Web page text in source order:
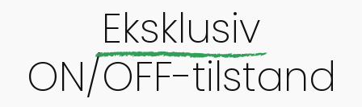
Eksklusiv
ON/OFF-tilstand